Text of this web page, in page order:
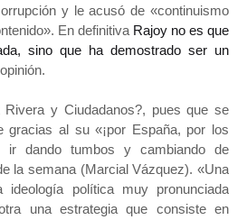
y le acusó de «continuismo
En definitiva Rajoy no es que
sino que ha demostrado ser un
y Ciudadanos?, pues que se
gracias al su «¡por España, por los
ir dando tumbos y cambiando de
la semana (Marcial Vázquez). «Una
política muy pronunciada
una estrategia que consiste en